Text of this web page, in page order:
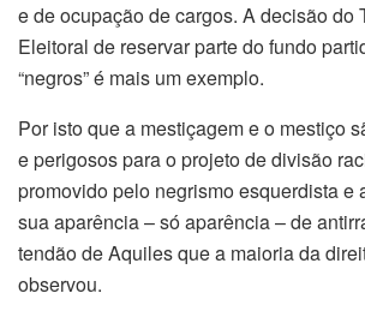
e de ocupação de cargos. A decisão do
Eleitoral de reservar parte do fundo
“negros” é mais um exemplo.
Por isto que a mestiçagem e o mestiço
e perigosos para o projeto de divisão
promovido pelo negrismo esquerdista e
sua aparência – só aparência – de
tendão de Aquiles que a maioria da
observou.